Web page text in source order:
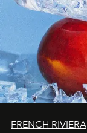
FRENCH RIVIERA